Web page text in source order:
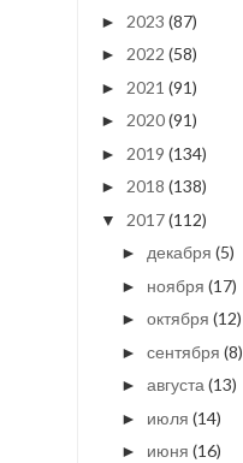
► 2023 (87)
► 2022 (58)
► 2021 (91)
► 2020(91)
► 2019 (134)
► 2018 (138)
▼ 2017(112)
► декабря (5)
► ноября (17)
► октября (12)
► сентября (8)
► августа (13)
► июля (14)
► июня (16)